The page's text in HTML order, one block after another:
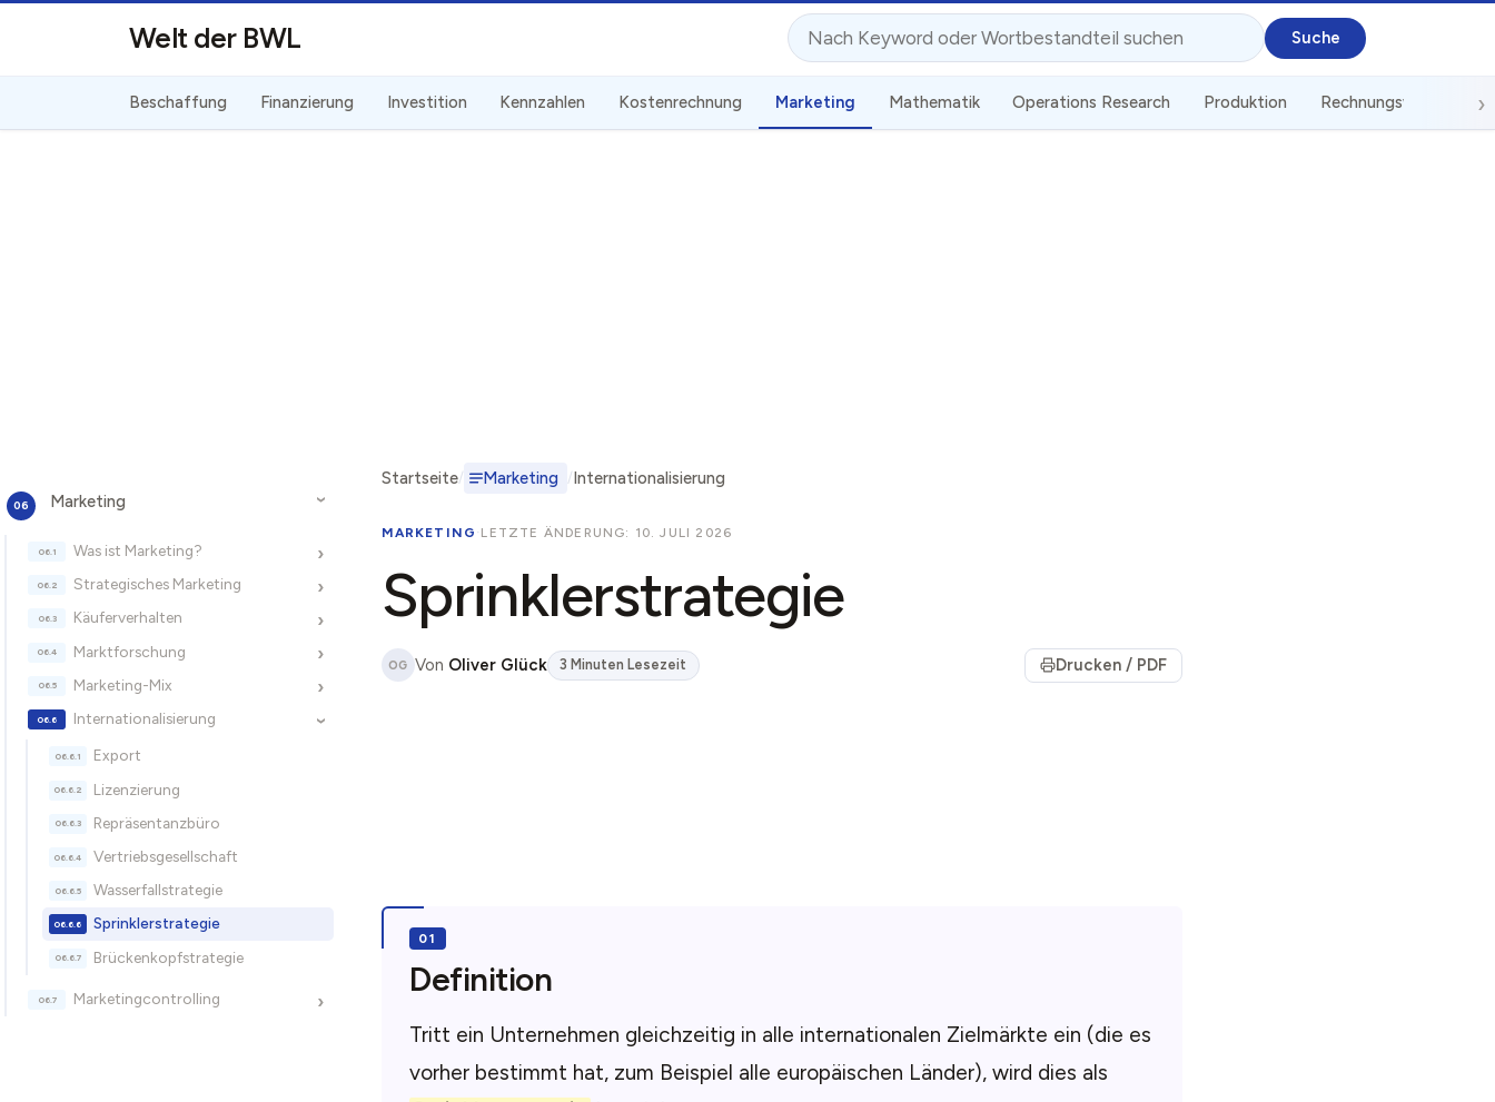
Welt der BWL Suche
Beschaffung Finanzierung Investition Kennzahlen Kostenrechnung Marketing Mathematik Operations Research Produktion Rechnungswesen
›
Marketing
›
Was ist Marketing?
›
Strategisches Marketing
›
Käuferverhalten
›
Marktforschung
›
Marketing-Mix
›
Internationalisierung
Export
Lizenzierung
Repräsentanzbüro
Vertriebsgesellschaft
Wasserfallstrategie
Sprinklerstrategie
Brückenkopfstrategie
›
Marketingcontrolling
Startseite Marketing Internationalisierung
MARKETING · LETZTE ÄNDERUNG: 10. JULI 2026
Sprinklerstrategie
OG Von Oliver Glück 3 Minuten Lesezeit Drucken / PDF
Definition
Tritt ein Unternehmen gleichzeitig in alle internationalen Zielmärkte ein (die es
vorher bestimmt hat, zum Beispiel alle europäischen Länder), wird dies als